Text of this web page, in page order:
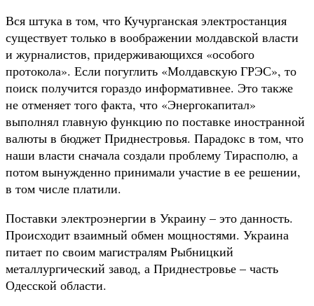
Вся штука в том, что Кучурганская электростанция
существует только в воображении молдавской власти
и журналистов, придерживающихся «особого
протокола». Если погуглить «Молдавскую ГРЭС», то
поиск получится гораздо информативнее. Это также
не отменяет того факта, что «Энергокапитал»
выполнял главную функцию по поставке иностранной
валюты в бюджет Приднестровья. Парадокс в том, что
наши власти сначала создали проблему Тирасполю, а
потом вынужденно принимали участие в ее решении,
в том числе платили.
Поставки электроэнергии в Украину – это данность.
Происходит взаимный обмен мощностями. Украина
питает по своим магистралям Рыбницкий
металлургический завод, а Приднестровье – часть
Одесской области.